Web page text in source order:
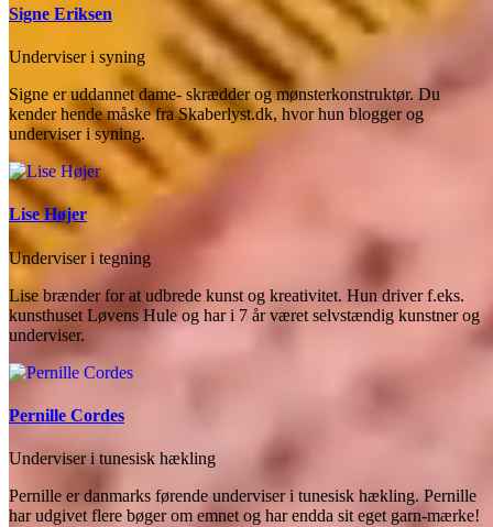
Signe Eriksen
Underviser i syning
Signe er uddannet dame- skrædder og mønsterkonstruktør. Du
kender hende måske fra Skaberlyst.dk, hvor hun blogger og
underviser i syning.
Lise Højer
Underviser i tegning
Lise brænder for at udbrede kunst og kreativitet. Hun driver f.eks.
kunsthuset Løvens Hule og har i 7 år været selvstændig kunstner og
underviser.
Pernille Cordes
Underviser i tunesisk hækling
Pernille er danmarks førende underviser i tunesisk hækling. Pernille
har udgivet flere bøger om emnet og har endda sit eget garn-mærke!